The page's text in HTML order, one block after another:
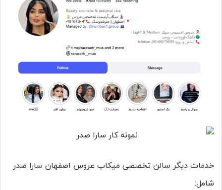
خدمات دیگر سالن تخصصی میکاپ عروس اصفهان سارا صدر
شامل: